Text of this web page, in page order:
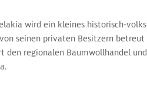
wird ein kleines historisch-
seinen privaten Besitzern betreut
den regionalen Baumwollhandel